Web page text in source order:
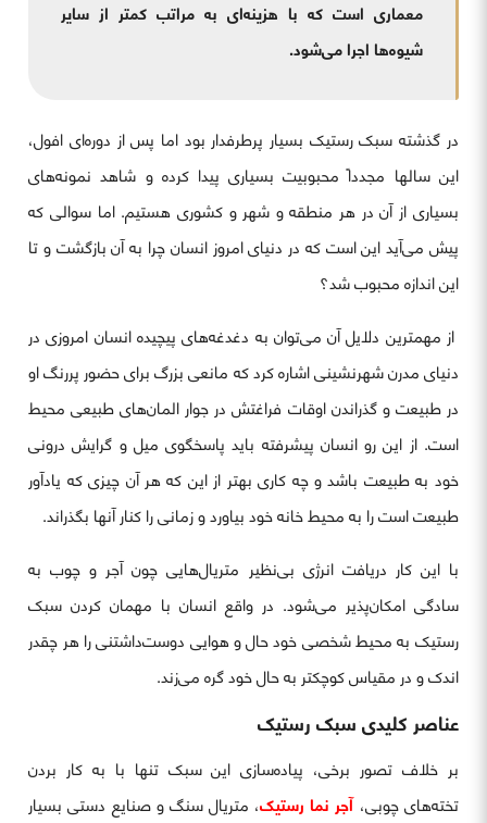
معماری است که با هزینه‌ای به مراتب کمتر از سایر
شیوه‌ها اجرا می‌شود.
در گذشته سبک رستیک بسیار پرطرفدار بود اما پس از دوره‌ای افول،
این سالها مجدداً محبوبیت بسیاری پیدا کرده و شاهد نمونه‌های
بسیاری از آن در هر منطقه و شهر و کشوری هستیم. اما سوالی که
پیش می‌آید این است که در دنیای امروز انسان چرا به آن بازگشت و تا
این اندازه محبوب شد؟
از مهمترین دلایل آن می‌توان به دغدغه‌های پیچیده انسان امروزی در
دنیای مدرن شهرنشینی اشاره کرد که مانعی بزرگ برای حضور پررنگ او
در طبیعت و گذراندن اوقات فراغتش در جوار المان‌های طبیعی محیط
است. از این رو انسان پیشرفته باید پاسخگوی میل و گرایش درونی
خود به طبیعت باشد و چه کاری بهتر از این که هر آن چیزی که یادآور
طبیعت است را به محیط خانه خود بیاورد و زمانی را کنار آنها بگذراند.
با این کار دریافت انرژی بی‌نظیر متریال‌هایی چون آجر و چوب به
سادگی امکان‌پذیر می‌شود. در واقع انسان با مهمان کردن سبک
رستیک به محیط شخصی خود حال و هوایی دوست‌داشتنی را هر چقدر
اندک و در مقیاس کوچکتر به حال خود گره می‌زند.
عناصر کلیدی سبک رستیک
بر خلاف تصور برخی، پیاده‌سازی این سبک تنها با به کار بردن
تخته‌های چوبی،آجر نما رستیک، متریال سنگ و صنایع دستی بسیار